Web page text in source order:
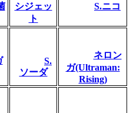
シジェッ
ト
S.ニコ
S.
ソーダ
ネロン
ガ(Ultraman:
Rising)